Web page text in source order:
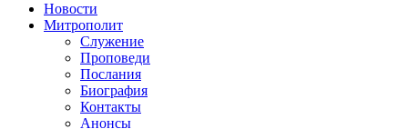
Новости
Митрополит
Служение
Проповеди
Послания
Биография
Контакты
Анонсы